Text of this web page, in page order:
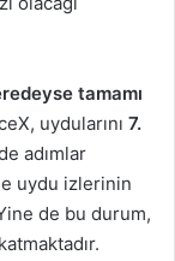
tamamı
uydularını 7.
adımlar
uydu izlerinin
de bu durum,